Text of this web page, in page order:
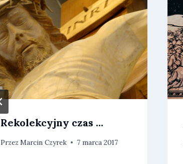
Rekolekcyjny czas …
Przez Marcin Czyrek 7 marca 2017